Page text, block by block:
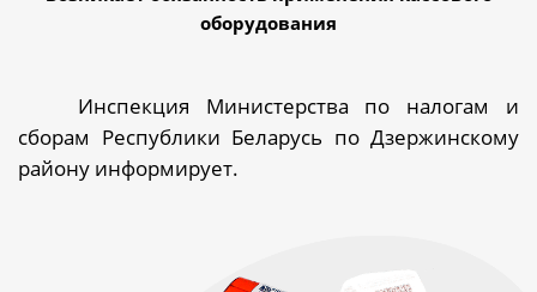
оборудования
Инспекция Министерства по налогам и
сборам Республики Беларусь по Дзержинскому
району информирует.